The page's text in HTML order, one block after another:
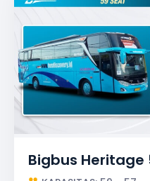
Bigbus Heritage